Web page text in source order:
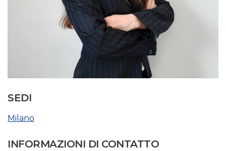
SEDI
Milano
INFORMAZIONI DI CONTATTO